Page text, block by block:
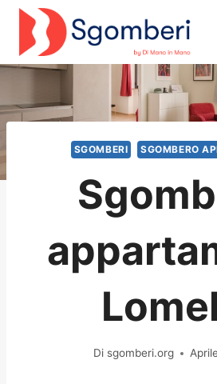
Salta
contenuto
SGOMBERI SGOMBERO
Di sgomberi.org